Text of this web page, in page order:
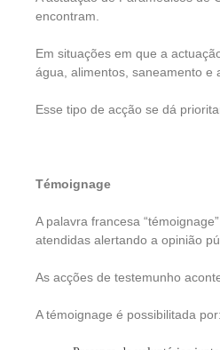
encontram.
Em situações em que a
água, alimentos, saneamento e
Esse tipo de acção se dá
Témoignage
A palavra francesa
atendidas alertando a opinião
As acções de testemunho
A témoignage é possibilitada por: